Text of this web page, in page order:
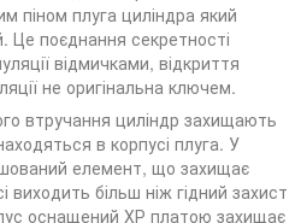
піном плуга циліндра який
Це поєднання секретності
відмичками, відкриття
не оригінальна ключем.
втручання циліндр захищають
в корпусі плуга. У
елемент, що захищає
виходить більш ніж гідний захист
оснащений ХР платою захищає